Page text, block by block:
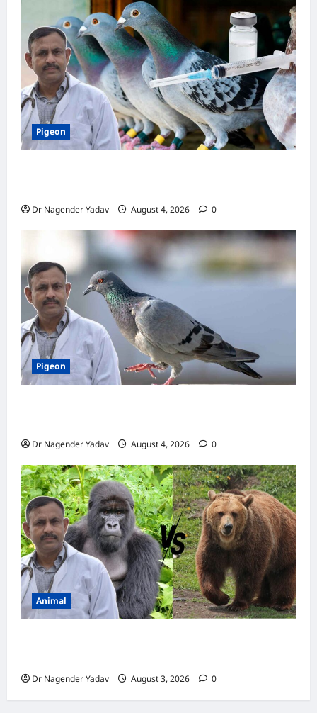
Pigeon
Dr Nagender Yadav August 4, 2026 0
Pigeon
Dr Nagender Yadav August 4, 2026 0
Animal
Dr Nagender Yadav August 3, 2026 0